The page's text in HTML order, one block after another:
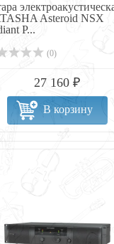
Asteroid NSX
P...
(0)
27 160 ₽
В корзину